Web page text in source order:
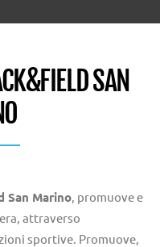
SAN
San Marino, promuove e
attraverso
sportive. Promuove,